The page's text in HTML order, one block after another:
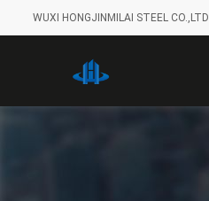
WUXI HONGJINMILAI STEEL CO.,LTD